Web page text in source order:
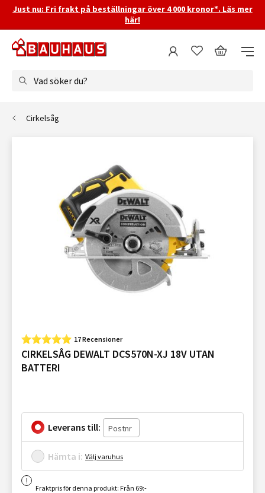
Just nu: Fri frakt på beställningar över 4 000 kronor*. Läs mer
här!
Vad söker du?
Cirkelsåg
17 Recensioner
CIRKELSÅG DEWALT DCS570N-XJ 18V UTAN
BATTERI
Leverans till:
Hämta i: Välj varuhus
Fraktpris för denna produkt: Från 69:-